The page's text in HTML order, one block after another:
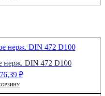
нерж. DIN 472 D100
₽